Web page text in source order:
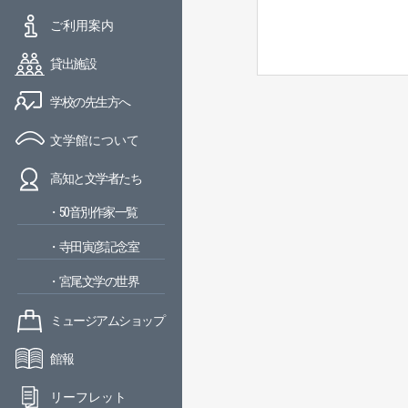
ご利用案内
貸出施設
学校の先生方へ
文学館について
高知と文学者たち
・50音別作家一覧
・寺田寅彦記念室
・宮尾文学の世界
ミュージアムショップ
館報
リーフレット